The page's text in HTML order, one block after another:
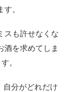
。
スも許せなくな
酒を求めてしま
。
分がどれだけ